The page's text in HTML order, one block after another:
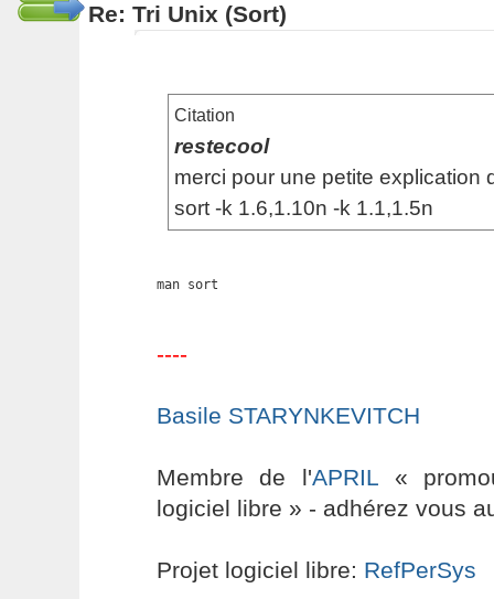
Re: Tri Unix (Sort)
Citation
restecool
merci pour une petite explication
sort -k 1.6,1.10n -k 1.1,1.5n
man sort
----
Basile STARYNKEVITCH
Membre de l'APRIL «
logiciel libre » - adhérez vous
Projet logiciel libre: RefPerSys